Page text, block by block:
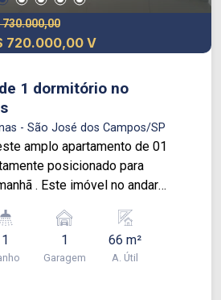
730.000,00
720.000,00 V
1 dormitório no
- São José dos Campos/SP
amplo apartamento de 01
posicionado para
no andar
A cozinha americana é
com iluminação LED que
acolhedora. Os armários
1 1
Garagem
66 m²
A. Útil